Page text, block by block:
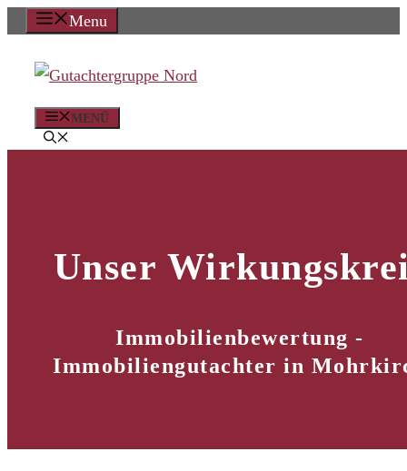
Zum
springen
Menu
MENÜ
Unser
Immobilienbewertung -
Immobiliengutachter in